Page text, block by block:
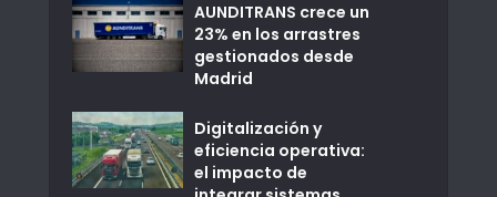
AUNDITRANS crece un
23% en los arrastres
gestionados desde
Madrid
Digitalización y
eficiencia operativa:
el impacto de